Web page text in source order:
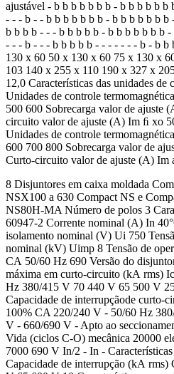
ajustável - b b b b b b b - b b b b b
- - - b - - b b b b b b b - b b b b b b
b b b b - - - b b b b b - b b b b b b b
- - - b - - - b b b b b - - - - - - - b - b b
130 x 60 50 x 130 x 60 75 x 130 x
103 140 x 255 x 110 190 x 327 x
12,0 Características das unidades
Unidades de controle
500 600 Sobrecarga valor de ajuste
circuito valor de ajuste (A) Im ﬁ xo
Unidades de controle
600 700 800 Sobrecarga valor de
Curto-circuito valor de ajuste (A)
8 Disjuntores em caixa moldada
NSX100 a 630 Compact NS e
NS80H-MA Número de polos 3
60947-2 Corrente nominal (A) In
isolamento nominal (V) Ui 750
nominal (kV) Uimp 8 Tensão de
CA 50/60 Hz 690 Versão do
máxima em curto-circuito (kA rms)
Hz 380/415 V 70 440 V 65 500 V
Capacidade de interrupçãode curto-
100% CA 220/240 V - 50/60 Hz
V - 660/690 V - Apto ao
Vida (ciclos C-O) mecânica 20000
7000 690 V In/2 - In -
Capacidade de interrupção (kA